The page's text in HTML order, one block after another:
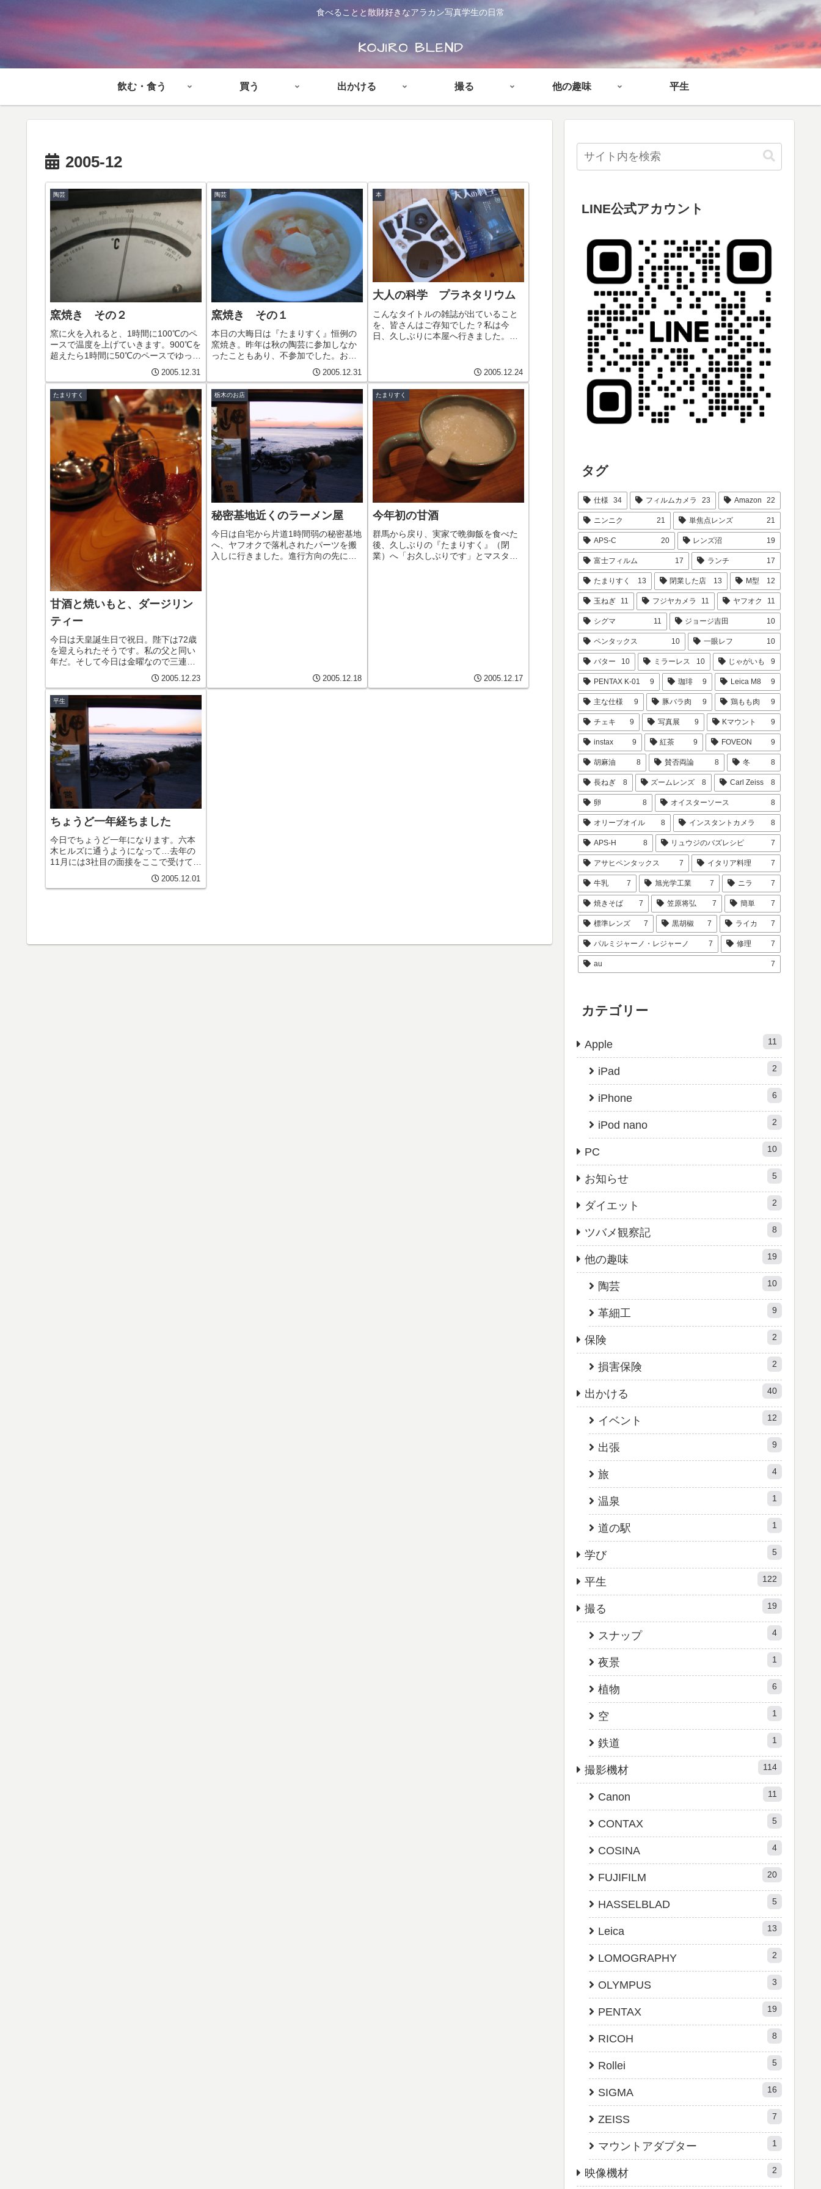
食べることと散財好きなアラカン写真学生の日常
飲む・食う 買う 出かける 撮る 他の趣味 平生
2005-12
陶芸
窯焼き その２
窯に火を入れると、1時間に100℃のペ
ースで温度を上げていきます。900℃を
超えたら1時間に50℃のペースでゆっく
りと（だったと記憶）。開始から600℃
までが薪だけで（これも記憶なので間
違っていたら訂正します）、次に灯油
バーナーのみで加熱。...
2005.12.31
陶芸
窯焼き その１
本日の大晦日は『たまりすく』恒例の
窯焼き。昨年は秋の陶芸に参加しなか
ったこともあり、不参加でした。おま
けに昨年の大晦日は、確か雪でした。
たまりすくのマスターから事前に午前2
時スタートと聞いていたので気合十分
だったのですが、その後4時スタート...
2005.12.31
本
大人の科学 プラネタリウム
こんなタイトルの雑誌が出ていること
を、皆さんはご存知でした？私は今
日、久しぶりに本屋へ行きました。何
た。初めて見るものでした。『科学と
学習』でお馴染みの学研。学研といえ
ば付...
2005.12.24
たまりすく
甘酒と焼いもと、ダージリン
ティー
今日は天皇誕生日で祝日。陛下は72歳
を迎えられたそうです。私の父と同い
年だ。そして今日は金曜なので三連休
の一日目。サラリーマンはこういうと
ころが嬉しいですね。ということで私
は『たまりすく』へ向かいました。店
内に入ると二人の女性がカウンター
席...
2005.12.23
栃木のお店
秘密基地近くのラーメン屋
今日は自宅から片道1時間弱の秘密基地
へ、ヤフオクで落札されたパーツを搬
入しに行きました。進行方向の先に見
2005.12.18
たまりすく
今年初の甘酒
群馬から戻り、実家で晩御飯を食べた
後、久しぶりの『たまりすく』（閉
業）へ「お久しぶりです」とマスター
2005.12.17
平生
ちょうど一年経ちました
今日でちょうど一年になります。六本
木ヒルズに通うようになって…去年の
11月には3社目の面接をここで受けて、
12月1日に入社しました。最近流行のIT
業界で、自分がどこまで出来るのか不
2005.12.01
LINE公式アカウント
タグ
仕様 34 フィルムカメラ 23 Amazon 22
ニンニク 21 単焦点レンズ 21
APS-C 20 レンズ沼 19
富士フィルム 17 ランチ 17
たまりすく 13 閉業した店 13 M型 12
玉ねぎ 11 フジヤカメラ 11 ヤフオク 11
シグマ 11 ジョージ吉田 10
ペンタックス 10 一眼レフ 10
バター 10 ミラーレス 10 じゃがいも 9
PENTAX K-01 9 珈琲 9 Leica M8 9
主な仕様 9 豚バラ肉 9 鶏もも肉 9
チェキ 9 写真展 9 Kマウント 9
instax 9 紅茶 9 FOVEON 9
胡麻油 8 賛否両論 8 冬 8
長ねぎ 8 ズームレンズ 8 Carl Zeiss 8
卵 8 オイスターソース 8
オリーブオイル 8 インスタントカメラ 8
APS-H 8 リュウジのバズレシピ 7
アサヒペンタックス 7 イタリア料理 7
牛乳 7 旭光学工業 7 ニラ 7
焼きそば 7 笠原将弘 7 簡単 7
標準レンズ 7 黒胡椒 7 ライカ 7
パルミジャーノ・レジャーノ 7 修理 7
au 7
カテゴリー
Apple 11
iPad 2
iPhone 6
iPod nano 2
PC 10
お知らせ 5
ダイエット 2
ツバメ観察記 8
他の趣味 19
陶芸 10
革細工 9
保険 2
損害保険 2
出かける 40
イベント 12
出張 9
旅 4
温泉 1
道の駅 1
学び 5
平生 122
撮る 19
スナップ 4
夜景 1
植物 6
空 1
鉄道 1
撮影機材 114
Canon 11
CONTAX 5
COSINA 4
FUJIFILM 20
HASSELBLAD 5
Leica 13
LOMOGRAPHY 2
OLYMPUS 3
PENTAX 19
RICOH 8
Rollei 5
SIGMA 16
ZEISS 7
マウントアダプター 1
映像機材 2